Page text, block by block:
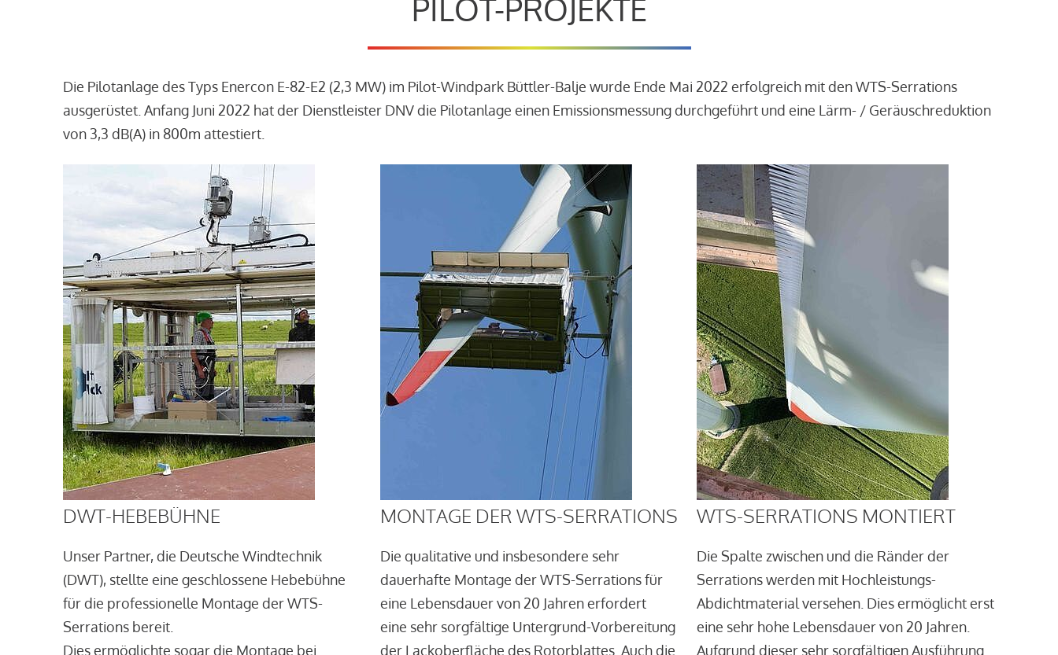
PILOT-PROJEKTE
Die Pilotanlage des Typs Enercon E-82-E2 (2,3 MW) im Pilot-Windpark Büttler-Balje wurde Ende Mai 2022 erfolgreich mit den WTS-Serrations
ausgerüstet. Anfang Juni 2022 hat der Dienstleister DNV die Pilotanlage einen Emissionsmessung durchgeführt und eine Lärm- / Geräuschreduktion
von 3,3 dB(A) in 800m attestiert.
DWT-HEBEBÜHNE
Unser Partner, die Deutsche Windtechnik
(DWT), stellte eine geschlossene Hebebühne
für die professionelle Montage der WTS-
Serrations bereit.
Dies ermöglichte sogar die Montage bei
MONTAGE DER WTS-SERRATIONS
Die qualitative und insbesondere sehr
dauerhafte Montage der WTS-Serrations für
eine Lebensdauer von 20 Jahren erfordert
eine sehr sorgfältige Untergrund-Vorbereitung
der Lackoberfläche des Rotorblattes. Auch die
WTS-SERRATIONS MONTIERT
Die Spalte zwischen und die Ränder der
Serrations werden mit Hochleistungs-
Abdichtmaterial versehen. Dies ermöglicht erst
eine sehr hohe Lebensdauer von 20 Jahren.
Aufgrund dieser sehr sorgfältigen Ausführung